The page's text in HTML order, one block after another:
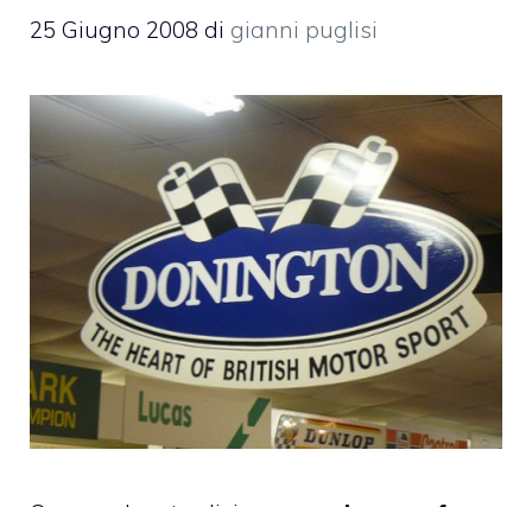
25 Giugno 2008 di gianni puglisi